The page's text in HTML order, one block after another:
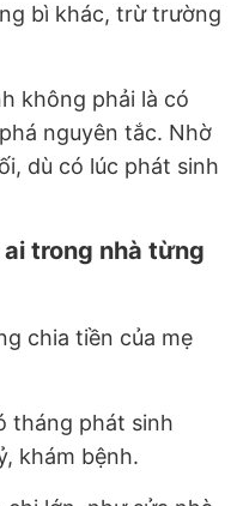
bì khác, trừ trường
không phải là có
nguyên tắc. Nhờ
dù có lúc phát sinh
ai trong nhà từng
chia tiền của mẹ
tháng phát sinh
khám bệnh.